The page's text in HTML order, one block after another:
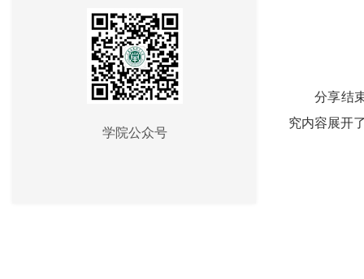
学院公众号
分享结
究内容展开